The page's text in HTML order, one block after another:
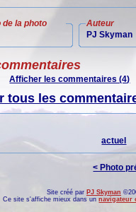
de la photo
Auteur
PJ Skyman
Afficher les commentaires (4)
tous les
actuel
< Photo
Site créé par PJ Skyman
Ce site s'affiche mieux dans unnavigateur